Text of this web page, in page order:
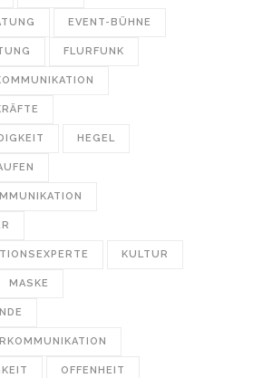
EVENT-BÜHNE
FLURFUNK
HEGEL
KULTUR
MASKE
OFFENHEIT